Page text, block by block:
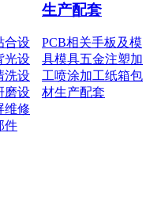
合设
光设
洗设
磨设
维修
件
生产配套
PCB相关手板及模
具模具五金注塑加
工喷涂加工纸箱包
材生产配套